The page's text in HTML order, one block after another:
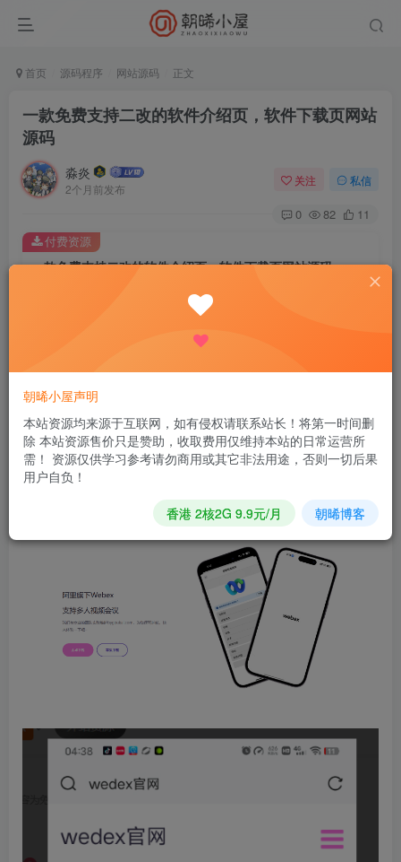
首页 源码程序 网站源码 正文
一款免费支持二改的软件介绍页，软件下载页网站
源码
淼炎
2个月前发布
关注 私信
0 82 11
一款免费支持二改的软件介绍页，软件下载页网站源码
您当前未登录！建议登陆后购买，可保存购买订单
付费资源
演示图片
朝晞小屋声明
本站资源均来源于互联网，如有侵权请联系站长！将第一时间删
除 本站资源售价只是赞助，收取费用仅维持本站的日常运营所
需！ 资源仅供学习参考请勿商用或其它非法用途，否则一切后果
用户自负！
香港 2核2G 9.9元/月 朝晞博客